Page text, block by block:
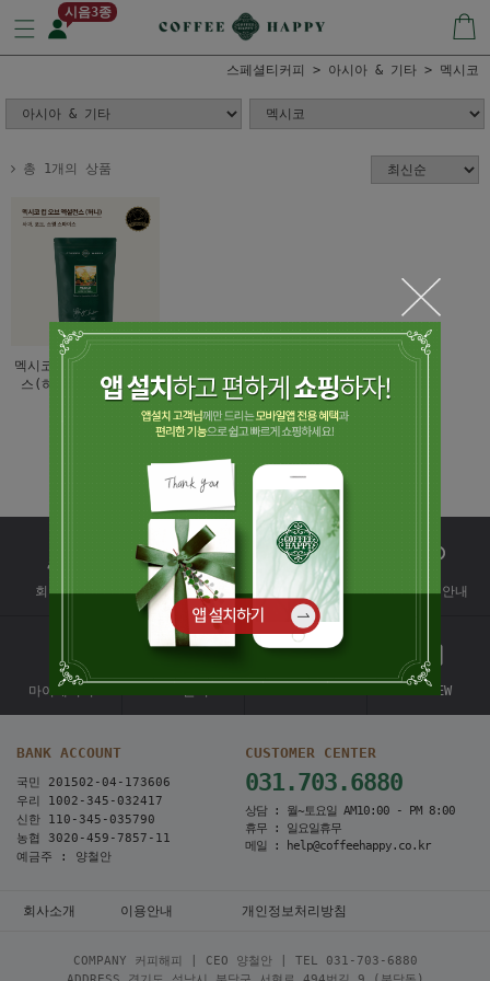
시음3종
스페셜티커피 아시아 & 기타 멕시코
총 1개의 상품
멕시코 컵 오브 엑셀런
스(허니)로스 추초스
회원가입 배송조회 회원혜택 대량커피안내
마이페이지 REVIEW
BANK ACCOUNT
국민 201502-04-173606
우리 1002-345-032417
신한 110-345-035790
농협 3020-459-7857-11
예금주 : 양철안
CUSTOMER CENTER
031.703.6880
상담 : 월~토요일 AM10:00 - PM 8:00
휴무 : 일요일휴무
메일 : help@coffeehappy.co.kr
회사소개 이용안내 개인정보처리방침
COMPANY 커피해피 | CEO 양철안 | TEL
031-703-6880